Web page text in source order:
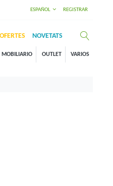
ESPAÑOL REGISTRAR
OFERTES NOVETATS
MOBILIARIO OUTLET VARIOS